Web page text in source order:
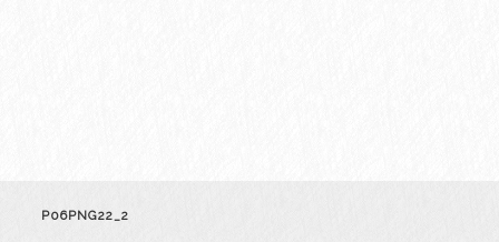
P06PNG22_2